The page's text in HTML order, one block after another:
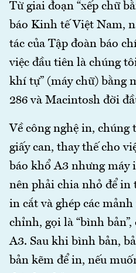
Từ giai đoạn “xếp chữ
báo Kinh tế Việt Nam,
tác của Tập đoàn báo
việc đầu tiên là chúng
khí tự” (máy chữ) bằng
286 và Macintosh đời
Về công nghệ in, chúng
giấy can, thay thế cho
báo khổ A3 nhưng máy
nên phải chia nhỏ để in
in cắt và ghép các
chỉnh, gọi là “bình
A3. Sau khi bình bản,
bản kẽm để in, nếu